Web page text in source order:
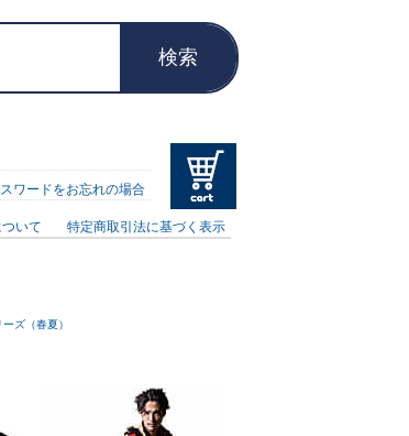
検索
ワードをお忘れの場合
いて 特定商取引法に基づく表示
ズ（春夏）